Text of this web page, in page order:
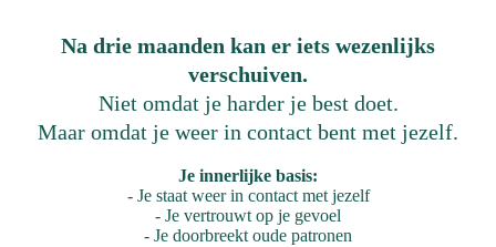
Na drie maanden kan er iets wezenlijks
verschuiven.
Niet omdat je harder je best doet.
Maar omdat je weer in contact bent met jezelf.
Je innerlijke basis:
- Je staat weer in contact met jezelf
- Je vertrouwt op je gevoel
- Je doorbreekt oude patronen